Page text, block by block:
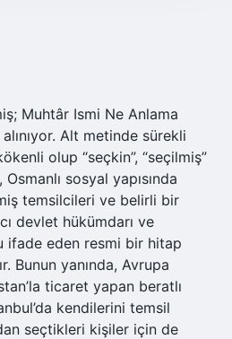
Muhtâr Ismi Ne Anlama
Alt metinde sürekli
olup “seçkin”, “seçilmiş”
sosyal yapısında
temsilcileri ve belirli bir
devlet hükümdarı ve
ifade eden resmi bir hitap
Bunun yanında, Avrupa
ticaret yapan beratlı
kendilerini temsil
seçtikleri kişiler için de